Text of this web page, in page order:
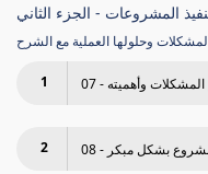
المشروعات - الجزء الثاني
وحلولها العملية مع الشرح
1 المشكلات وأهميته
2 بشكل مبكر